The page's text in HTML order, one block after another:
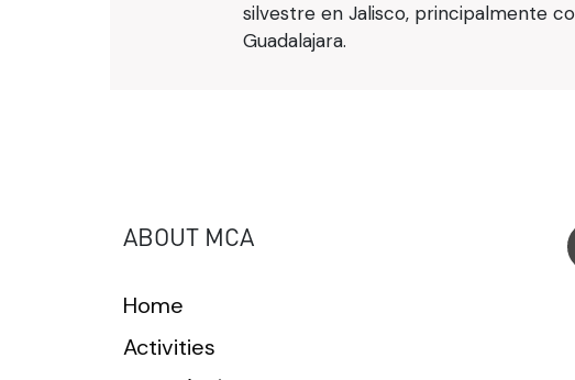
silvestre en Jalisco, principalmente
Guadalajara.
ABOUT MCA
Home
Activities